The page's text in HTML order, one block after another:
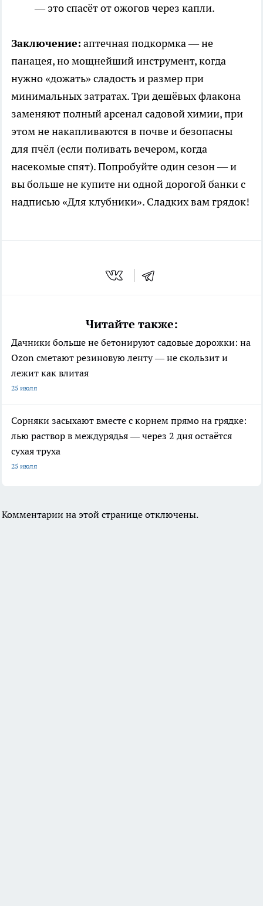
— это спасёт от ожогов через капли.
Заключение: аптечная подкормка — не
панацея, но мощнейший инструмент, когда
нужно «дожать» сладость и размер при
минимальных затратах. Три дешёвых флакона
заменяют полный арсенал садовой химии, при
этом не накапливаются в почве и безопасны
для пчёл (если поливать вечером, когда
насекомые спят). Попробуйте один сезон — и
вы больше не купите ни одной дорогой банки с
надписью «Для клубники». Сладких вам грядок!
Читайте также:
Дачники больше не бетонируют садовые дорожки: на
Ozon сметают резиновую ленту — не скользит и
лежит как влитая
25 июля
Сорняки засыхают вместе с корнем прямо на грядке:
лью раствор в междурядья — через 2 дня остаётся
сухая труха
25 июля
Комментарии на этой странице отключены.